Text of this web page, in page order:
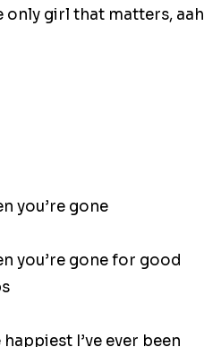
only girl that matters, aah
you’re gone
you’re gone for good
I’ve ever been